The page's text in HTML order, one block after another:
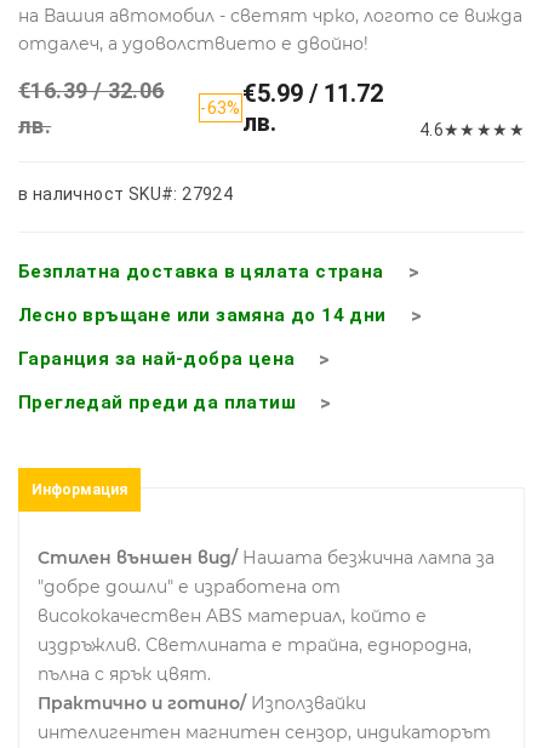
на Вашия автомобил - светят чрко, логото се вижда
отдалеч, а удоволствието е двойно!
€16.39 / 32.06
лв.
-63%€5.99 / 11.72
лв.
4.6★★ ★★ ★
в наличност SKU#: 27924
Безплатна доставка в цялата страна
Лесно връщане или замяна до 14 дни
Гаранция за най-добра цена
Прегледай преди да платиш
Информация
Стилен външен вид/Нашата безжична лампа за
"добре дошли" е изработена от
висококачествен ABS материал, който е
издръжлив. Светлината е трайна, еднородна,
пълна с ярък цвят.
Практично и готино/ Използвайки
интелигентен магнитен сензор, индикаторът